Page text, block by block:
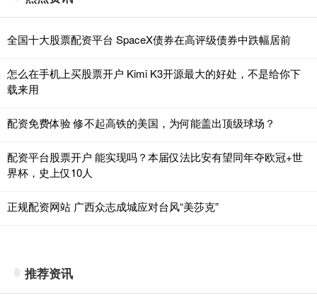
全国十大股票配资平台 SpaceX债券在高评级债券中跌幅居前
怎么在手机上买股票开户 Kimi K3开源最大的好处，不是给你下
载来用
配资免费体验 修不起高铁的美国，为何能盖出顶级球场？
配资平台股票开户 能实现吗？本届仅法比安有望同年夺欧冠+世
界杯，史上仅10人
正规配资网站 广西众志成城应对台风“美莎克”
推荐资讯